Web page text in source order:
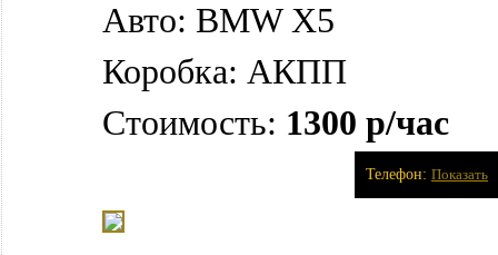
Авто: BMW X5
Коробка: АКПП
Стоимость: 1300 р/час
Телефон: Показать